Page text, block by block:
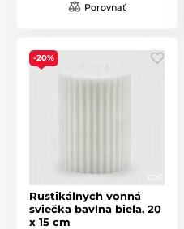
Porovnať
-20%
Rustikálnych vonná
sviečka bavlna biela, 20
x 15 cm